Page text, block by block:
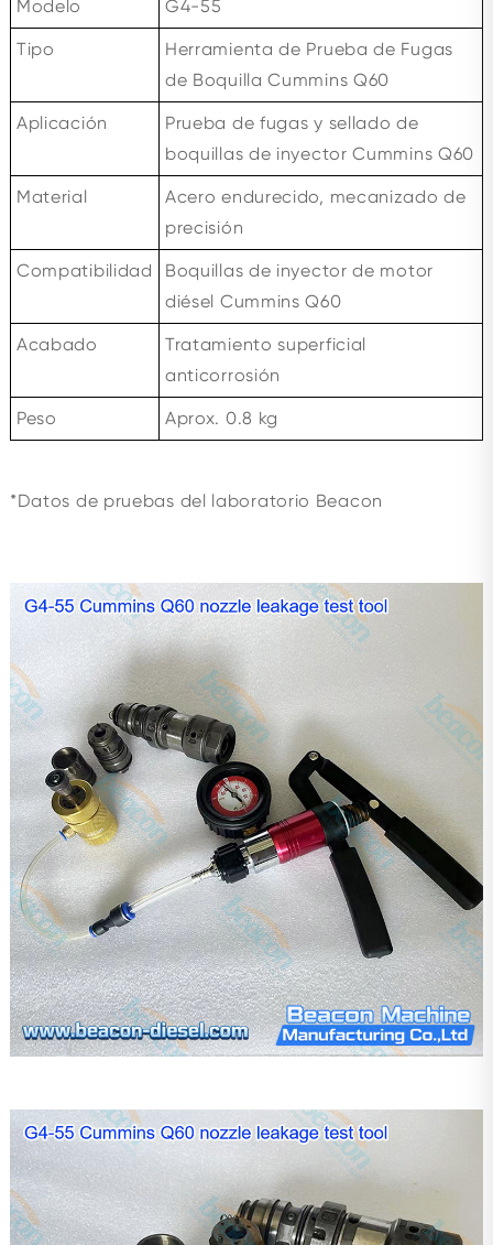
Modelo G4-55
Tipo
Herramienta de Prueba de Fugas
de Boquilla Cummins Q60
Aplicación
Prueba de fugas y sellado de
boquillas de inyector Cummins Q60
Material
Acero endurecido, mecanizado de
precisión
Compatibilidad
Boquillas de inyector de motor
diésel Cummins Q60
Acabado
Tratamiento superficial
anticorrosión
Peso Aprox. 0.8 kg
*Datos de pruebas del laboratorio Beacon